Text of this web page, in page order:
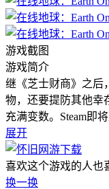
游戏截图
游戏简介
继《芝士财商》之后
物，还要提防其他幸
充满变数。Steam即
展开
喜欢这个游戏的人也
换一换